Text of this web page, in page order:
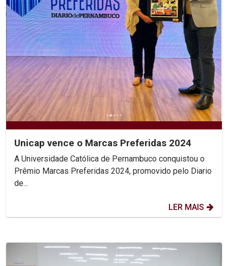
Unicap vence o Marcas Preferidas 2024
A Universidade Católica de Pernambuco conquistou o
Prêmio Marcas Preferidas 2024, promovido pelo Diario
de...
LER MAIS